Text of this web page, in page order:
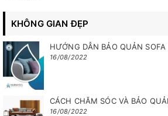
KHÔNG GIAN ĐẸP
HƯỚNG DẪN BẢO QUẢN SOFA
16/08/2022
CÁCH CHĂM SÓC VÀ BẢO
16/08/2022